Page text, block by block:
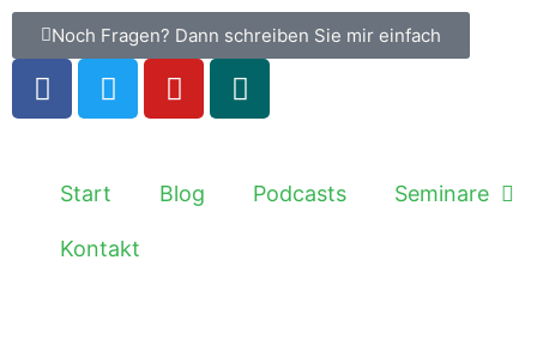
Noch Fragen? Dann schreiben Sie mir einfach
Start Blog Podcasts Seminare
Kontakt